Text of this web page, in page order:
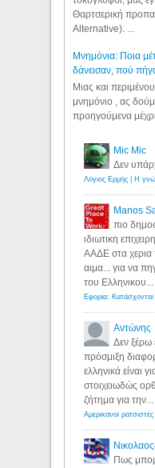
Θαρτσερική
Alternative). ...
Μνημόνια: Ποια
δάνεισαν, πού
Μιας και
μνημόνιο , ας
προηγούμενα
Mic Mic
Δεν
Manos
πιο
ιδιωτικη
ΑΑΔΕ στα χερια
αιμα... για να
του Ελληνικου...
Αντώνης
Δεν ξέρω
πρόσμιξη
ελληνικά είναι
στοιχειωδώς
ζήτημα για την...
Πως